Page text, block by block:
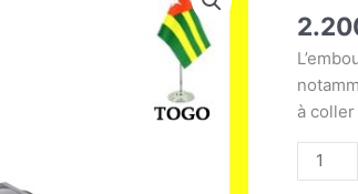
à
Embout
PVC
Fileté